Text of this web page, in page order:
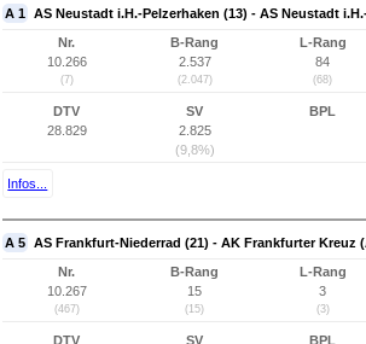
A 1 AS Neustadt i.H.-Pelzerhaken (13) - AS Neustadt
Nr.
10.266
(7)
B-Rang
2.537
(2.047)
L-Rang
84
(68)
DTV
28.829
SV
2.825
(9,8%)
BPL
Infos...
A 5 AS Frankfurt-Niederrad (21) - AK Frankfurter Kreuz
Nr.
10.267
(467)
B-Rang
15
(15)
L-Rang
3
(3)
DTV
SV
BPL